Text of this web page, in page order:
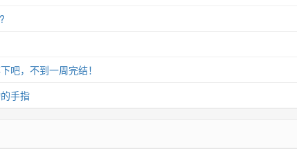
吧，不到一周完结！
手指